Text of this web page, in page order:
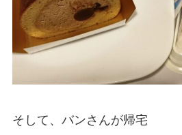
そして、バンさんが帰宅